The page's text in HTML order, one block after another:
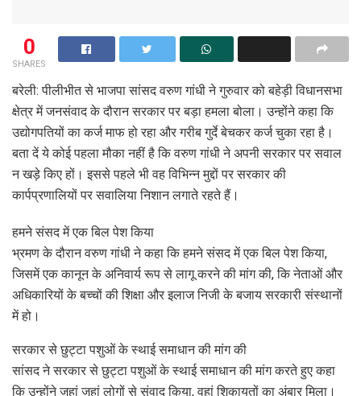
0
SHARES
बरेली: पीलीभीत से भाजपा सांसद वरुण गांधी ने गुरुवार को बहेड़ी विधानसभा
क्षेत्र में जनसंवाद के दौरान सरकार पर बड़ा हमला बोला। उन्होंने कहा कि
उद्योगपतियों का कर्ज माफ हो रहा और गरीब गुर्दे बेचकर कर्ज चुका रहा है।
बता दें ये कोई पहला मौका नहीं है कि वरुण गांधी ने अपनी सरकार पर सवाल
न खड़े किए हों। इससे पहले भी वह विभिन्न मुद्दों पर सरकार की
कार्पप्रणालियों पर सवालिया निशान लगाते रहते हैं।
हमने संसद में एक बिल पेश किया
भ्रमण के दौरान वरुण गांधी ने कहा कि हमने संसद में एक बिल पेश किया,
जिसमें एक कानून के अनिवार्य रूप से लागू करने की मांग की, कि नेताओं और
अधिकारियों के बच्चों की शिक्षा और इलाज निजी के बजाय सरकारी संस्थानों
में हो।
सरकार से छुट्टा पशुओं के स्थाई समाधान की मांग की
सांसद ने सरकार से छुट्टा पशुओं के स्थाई समाधान की मांग करते हुए कहा
कि उन्होंने जहां जहां लोगों से संवाद किया, वहां शिकायतों का अंबार मिला।